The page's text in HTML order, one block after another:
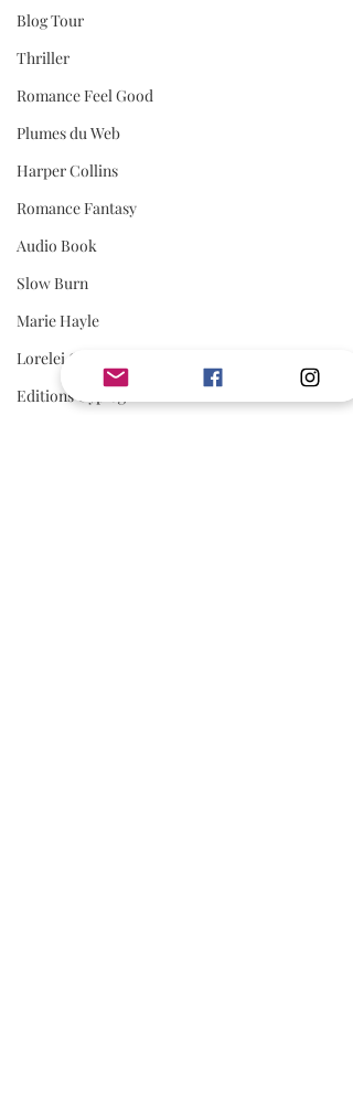
Blog Tour
Thriller
Romance Feel Good
Plumes du Web
Harper Collins
Romance Fantasy
Audio Book
Slow Burn
Marie Hayle
Lorelei C.
Editions Cyplog